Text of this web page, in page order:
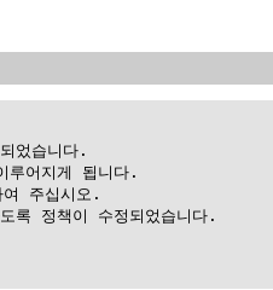
었습니다.
어지게 됩니다.
주십시오.
록 정책이 수정되었습니다.